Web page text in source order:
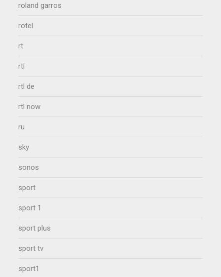
roland garros
rotel
rt
rtl
rtl de
rtl now
ru
sky
sonos
sport
sport 1
sport plus
sport tv
sport1